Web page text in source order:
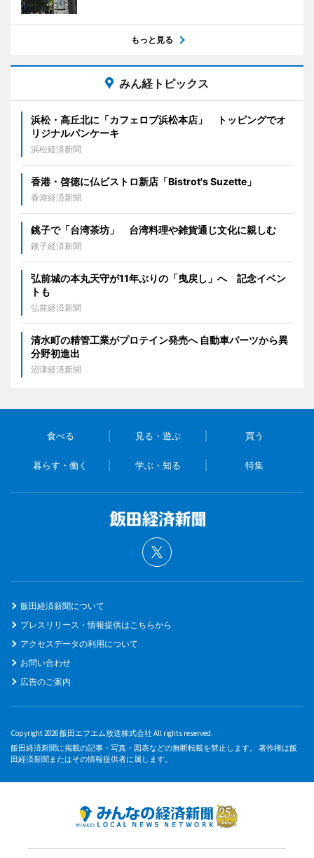
もっと見る
みん経トピックス
浜松・高丘北に「カフェロブ浜松本店」 トッピングでオ
リジナルパンケーキ
浜松経済新聞
香港・啓徳に仏ビストロ新店「Bistrot's Suzette」
香港経済新聞
銚子で「台湾茶坊」 台湾料理や雑貨通じ文化に親しむ
銚子経済新聞
弘前城の本丸天守が11年ぶりの「曳戻し」へ 記念イベン
トも
弘前経済新聞
清水町の精管工業がプロテイン発売へ 自動車パーツから異
分野初進出
沼津経済新聞
食べる 見る・遊ぶ 買う
暮らす・働く 学ぶ・知る 特集
飯田経済新聞について
プレスリリース・情報提供はこちらから
アクセスデータの利用について
お問い合わせ
広告のご案内
Copyright 2026 飯田エフエム放送株式会社 All rights reserved.
飯田経済新聞に掲載の記事・写真・図表などの無断転載を禁止します。 著作権は飯
田経済新聞またはその情報提供者に属します。